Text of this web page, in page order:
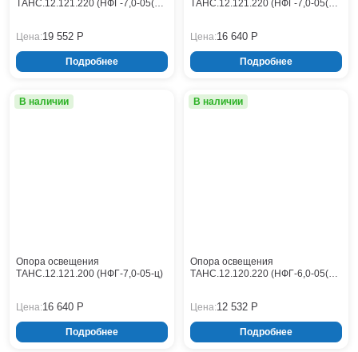
ТАНС.12.121.220 (НФГ-7,0-05(Л)-
Цена:19 552 Р
Подробнее
ТАНС.12.121.220 (НФГ-7,0-05(Л)-
Цена:16 640 Р
Подробнее
В наличии
Опора освещения
ТАНС.12.121.200 (НФГ-7,0-05-ц)
Цена:16 640 Р
Подробнее
В наличии
Опора освещения
ТАНС.12.120.220 (НФГ-6,0-05(Л)-
Цена:12 532 Р
Подробнее